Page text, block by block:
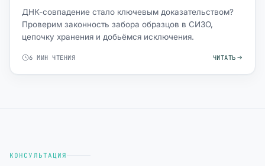
ДНК-совпадение стало ключевым доказательством?
Проверим законность забора образцов в СИЗО,
цепочку хранения и добьёмся исключения.
6 МИН ЧТЕНИЯ ЧИТАТЬ
КОНСУЛЬТАЦИЯ